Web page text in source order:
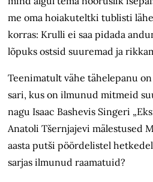
me oma hoiakuteltki tublisti
korras: Krulli ei saa pidada
lõpuks ostsid suuremad ja
Teenimatult vähe tähelepanu
sari, kus on ilmunud mitmeid
nagu Isaac Bashevis Singeri
Anatoli Tšernjajevi mälestused
aasta putši pöördelistel
sarjas ilmunud raamatuid?